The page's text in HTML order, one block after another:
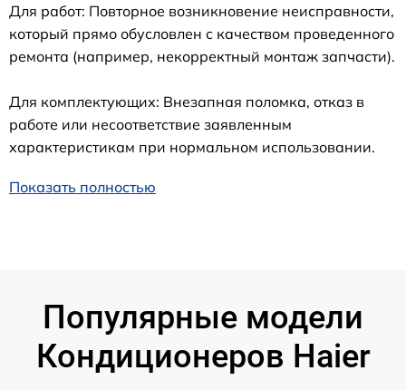
Для работ: Повторное возникновение неисправности,
который прямо обусловлен с качеством проведенного
ремонта (например, некорректный монтаж запчасти).
Для комплектующих: Внезапная поломка, отказ в
работе или несоответствие заявленным
характеристикам при нормальном использовании.
Показать полностью
Популярные модели
Кондиционеров Haier